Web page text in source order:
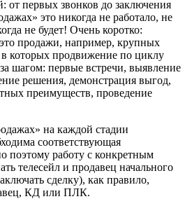
от первых звонков до заключения
это никогда не работало, не
не будет! Очень коротко:
продажи, например, крупных
которых продвижение по циклу
шагом: первые встречи, выявление
решения, демонстрация выгод,
преимуществ, проведение
на каждой стадии
соответствующая
поэтому работу с конкретным
телесейл и продавец начального
сделку), как правило,
КД или ПЛК.